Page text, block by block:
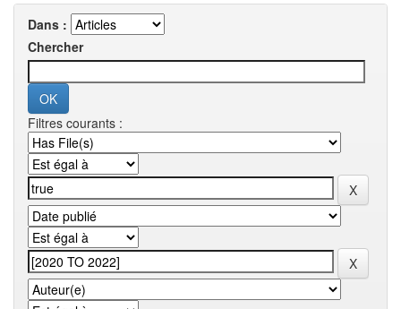
Dans :
Chercher
Filtres courants :